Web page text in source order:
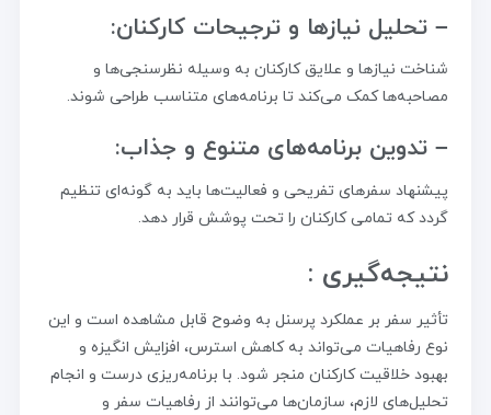
– تحلیل نیازها و ترجیحات کارکنان:
شناخت نیازها و علایق کارکنان به وسیله نظرسنجی‌ها و
مصاحبه‌ها کمک می‌کند تا برنامه‌های متناسب طراحی شوند.
– تدوین برنامه‌های متنوع و جذاب:
پیشنهاد سفرهای تفریحی و فعالیت‌ها باید به گونه‌ای تنظیم
گردد که تمامی کارکنان را تحت پوشش قرار دهد.
نتیجه‌گیری :
تأثیر سفر بر عملکرد پرسنل به وضوح قابل مشاهده است و این
نوع رفاهیات می‌تواند به کاهش استرس، افزایش انگیزه و
بهبود خلاقیت کارکنان منجر شود. با برنامه‌ریزی درست و انجام
تحلیل‌های لازم، سازمان‌ها می‌توانند از رفاهیات سفر و